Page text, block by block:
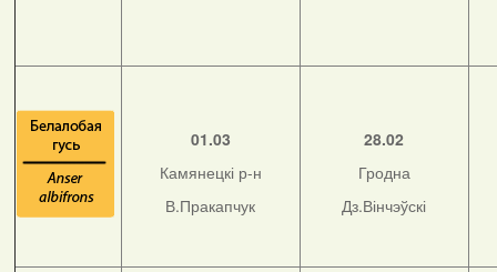
01.03
Камянецкі р-н
В.Пракапчук
28.02
Гродна
Дз.Вінчэўскі